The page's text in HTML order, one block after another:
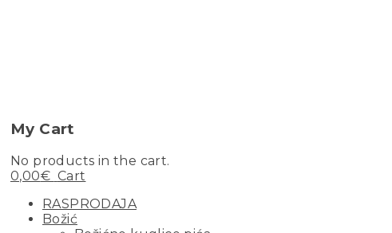
My Cart
No products in the cart.
0,00€ Cart
RASPRODAJA
Božić